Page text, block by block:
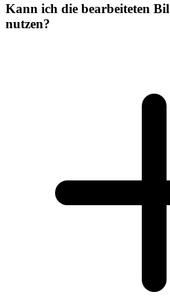
Kann ich die bearbeiteten
nutzen?